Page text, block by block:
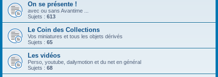
On se présente !
avec ou sans Avantime ...
Sujets : 613
Le Coin des Collections
Vos miniatures et tous les objets dérivés
Sujets : 65
Les vidéos
Perso, youtube, dailymotion et du net en général
Sujets : 68